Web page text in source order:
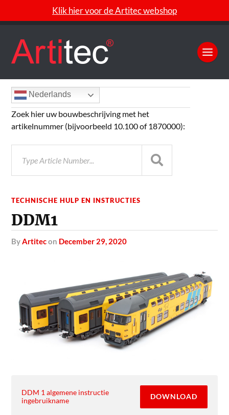
Klik hier voor de Artitec webshop
TECHNISCHE HULP EN INSTRUCTIES
DDM1
byArtitecon December 29, 2020
DDM 1 algemene instructie
ingebruikname
DOWNLOAD
Nederlands
Zoek hier uw bouwbeschrijving met het
artikelnummer (bijvoorbeeld 10.100 of 1870000):